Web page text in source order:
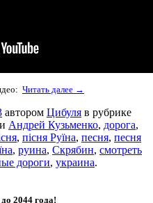
Читать далее →
автором Цибуля в рубрике
Андрей Кузьменко, дорога,
, пісня Руїна, песня, песня
, руина, Скрябин, смотреть
дороги, украина.
2044 года!